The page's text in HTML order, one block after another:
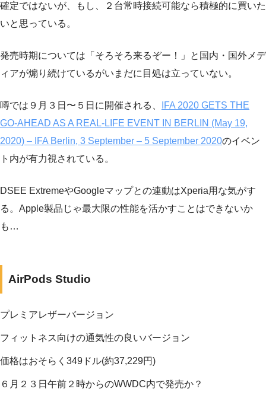
確定ではないが、もし、２台常時接続可能なら積極的に買いた
いと思っている。
発売時期については「そろそろ来るぞー！」と国内・国外メデ
ィアが煽り続けているがいまだに目処は立っていない。
噂では９月３日〜５日に開催される、
IFA 2020 GETS THE
GO-AHEAD AS A REAL-LIFE EVENT IN BERLIN (May 19,
2020) – IFA Berlin, 3 September – 5 September 2020のイベン
ト内が有力視されている。
DSEE ExtremeやGoogleマップとの連動はXperia用な気がす
る。Apple製品じゃ最大限の性能を活かすことはできないか
も…
AirPods Studio
プレミアレザーバージョン
フィットネス向けの通気性の良いバージョン
価格はおそらく349ドル(約37,229円)
６月２３日午前２時からのWWDC内で発売か？